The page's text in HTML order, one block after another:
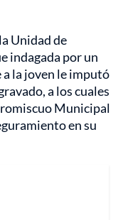
Unidad de
indagada por un
a la joven le imputó
a los cuales
Municipal
en su